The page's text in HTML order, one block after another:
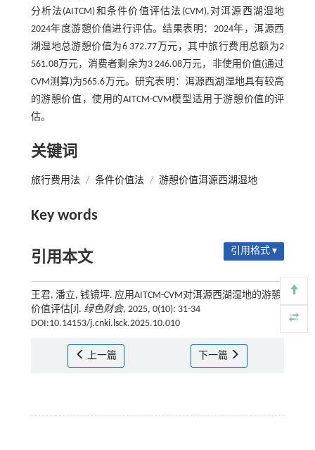
分析法(AITCM)和条件价值评估法(CVM),对洱源西湖湿地
2024年度游憩价值进行评估。结果表明：2024年，洱源西
湖湿地总游憩价值为6 372.77万元，其中旅行费用总额为2
561.08万元，消费者剩余为3 246.08万元，非使用价值(通过
CVM测算)为565.6万元。研究表明：洱源西湖湿地具有较高
的游憩价值，使用的AITCM-CVM模型适用于游憩价值的评
估。
关键词
旅行费用法 / 条件价值法 / 游憩价值洱源西湖湿地
Key words
引用本文 引用格式 ▾
王君, 潘立, 钱镜坪. 应用AITCM-CVM对洱源西湖湿地的游憩
价值评估[J]. 绿色财会, 2025, 0(10): 31-34
DOI:10.14153/j.cnki.lsck.2025.10.010
上一篇 下一篇